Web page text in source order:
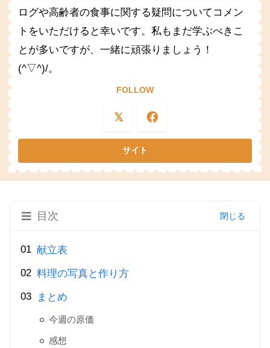
ログや高齢者の食事に関する疑問についてコメン
トをいただけると幸いです。私もまだ学ぶべきこ
とが多いですが、一緒に頑張りましょう！
(^▽^)/。
FOLLOW
目次
献立表
料理の写真と作り方
まとめ
今週の原価
感想